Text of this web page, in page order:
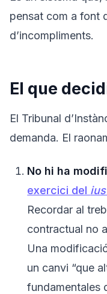
pensat com a font
d’incompliments.
El que
El Tribunal
demanda. El
No hi ha
exercici del
Recordar al
contractual no
Una
un canvi “que
fundamentales